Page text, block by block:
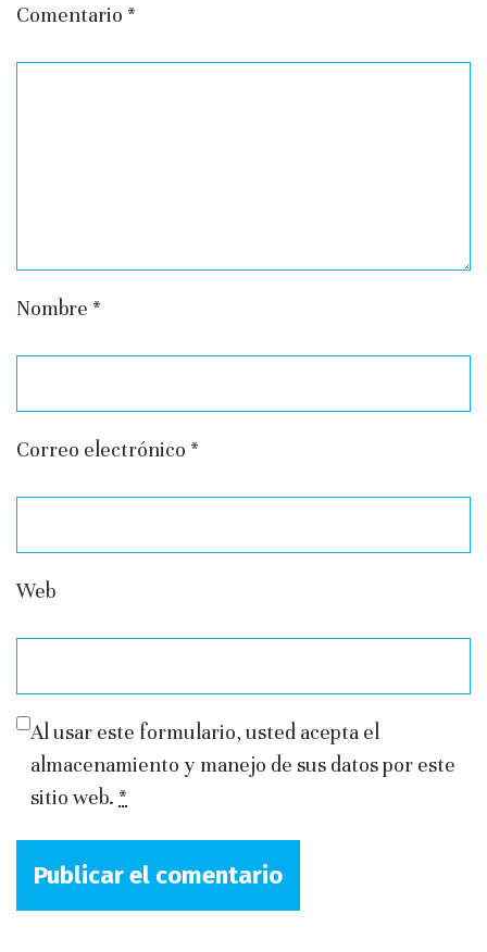
Comentario *
Nombre *
Correo electrónico *
Web
Al usar este formulario, usted acepta el
almacenamiento y manejo de sus datos por este
sitio web. *